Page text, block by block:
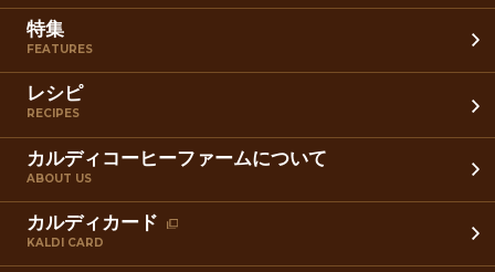
特集
FEATURES
レシピ
RECIPES
カルディコーヒーファームについて
ABOUT US
カルディカード
KALDI CARD